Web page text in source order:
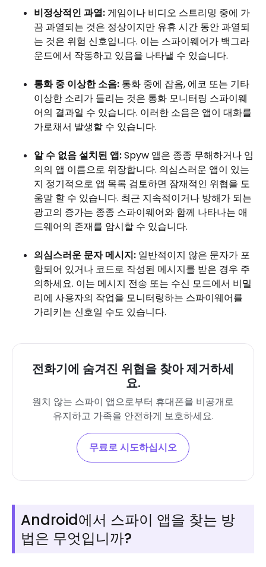
비정상적인 과열: 게임이나 비디오 스트리밍 중에 가
끔 과열되는 것은 정상이지만 유휴 시간 동안 과열되
는 것은 위험 신호입니다. 이는 스파이웨어가 백그라
운드에서 작동하고 있음을 나타낼 수 있습니다.
통화 중 이상한 소음: 통화 중에 잡음, 에코 또는 기타
이상한 소리가 들리는 것은 통화 모니터링 스파이웨
어의 결과일 수 있습니다. 이러한 소음은 앱이 대화를
가로채서 발생할 수 있습니다.
알 수 없음 설치된 앱:Spyw 앱은 종종 무해하거나 임
의의 앱 이름으로 위장합니다. 의심스러운 앱이 있는
지 정기적으로 앱 목록 검토하면 잠재적인 위협을 도
움말 할 수 있습니다. 최근 지속적이거나 방해가 되는
광고의 증가는 종종 스파이웨어와 함께 나타나는 애
드웨어의 존재를 암시할 수 있습니다.
의심스러운 문자 메시지: 일반적이지 않은 문자가 포
함되어 있거나 코드로 작성된 메시지를 받은 경우 주
의하세요. 이는 메시지 전송 또는 수신 모드에서 비밀
리에 사용자의 작업을 모니터링하는 스파이웨어를
가리키는 신호일 수도 있습니다.
전화기에 숨겨진 위협을 찾아 제거하세
요.
원치 않는 스파이 앱으로부터 휴대폰을 비공개로
유지하고 가족을 안전하게 보호하세요.
무료로 시도하십시오
Android에서 스파이 앱을 찾는 방
법은 무엇입니까?